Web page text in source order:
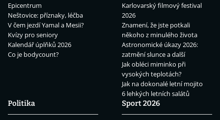
Epicentrum
Neštovice: příznaky, léčba
V čem jezdí Yamal a Mesii?
Kvízy pro seniory
Kalendář úplňků 2026
Co je bodycount?
Karlovarský filmový festival
2026
Znamení, že jste potkali
někoho z minulého života
Astronomické úkazy 2026:
zatmění slunce a další
Jak obléci miminko při
vysokých teplotách?
Jak na dokonalé letní mojito
6 lehkých letních salátů
Politika
Sport 2026